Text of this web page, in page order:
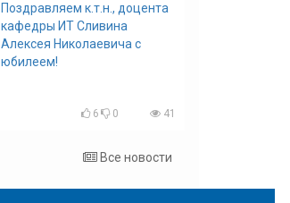
Поздравляем к.т.н., доцента
кафедры ИТ Сливина
Алексея Николаевича с
юбилеем!
6 0 41
Все новости